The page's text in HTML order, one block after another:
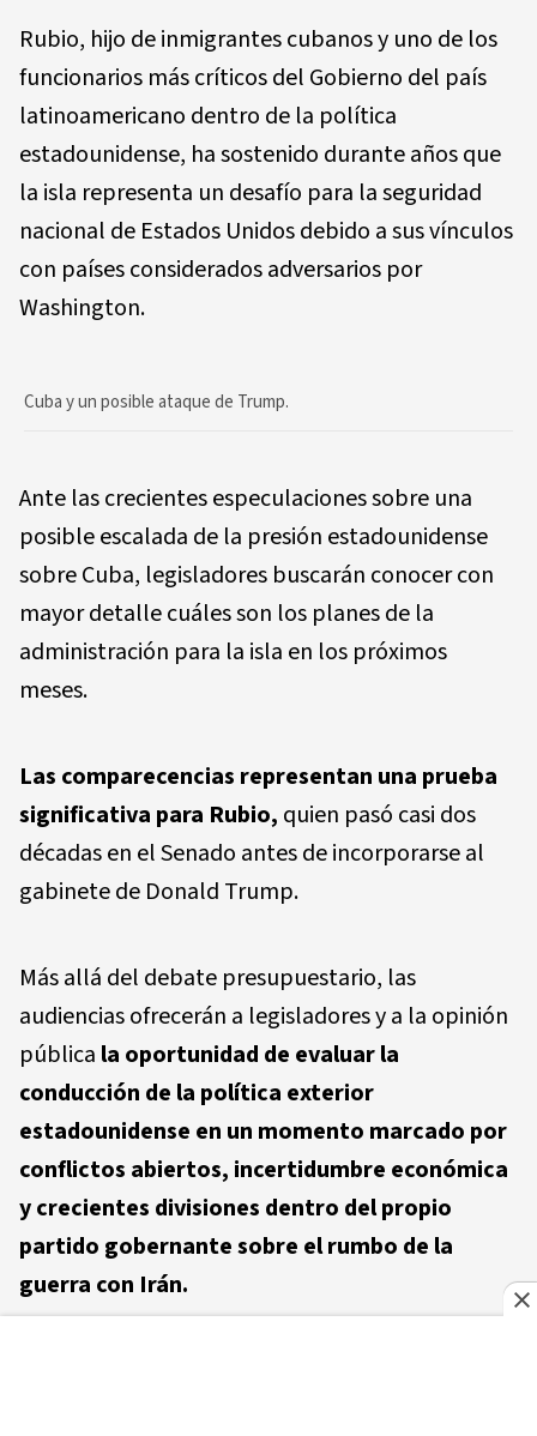
Rubio, hijo de inmigrantes cubanos y uno de los
funcionarios más críticos del Gobierno del país
latinoamericano dentro de la política
estadounidense, ha sostenido durante años que
la isla representa un desafío para la seguridad
nacional de Estados Unidos debido a sus vínculos
con países considerados adversarios por
Washington.
Cuba y un posible ataque de Trump.
Ante las crecientes especulaciones sobre una
posible escalada de la presión estadounidense
sobre Cuba, legisladores buscarán conocer con
mayor detalle cuáles son los planes de la
administración para la isla en los próximos
meses.
Las comparecencias representan una prueba
significativa para Rubio, quien pasó casi dos
décadas en el Senado antes de incorporarse al
gabinete de Donald Trump.
Más allá del debate presupuestario, las
audiencias ofrecerán a legisladores y a la opinión
pública la oportunidad de evaluar la
conducción de la política exterior
estadounidense en un momento marcado por
conflictos abiertos, incertidumbre económica
y crecientes divisiones dentro del propio
partido gobernante sobre el rumbo de la
guerra con Irán.